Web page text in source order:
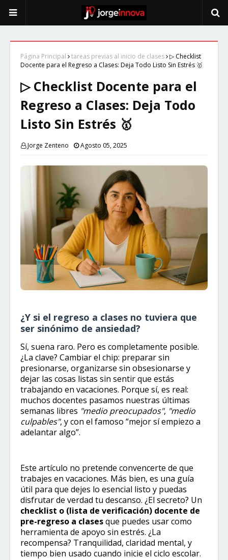
Página Principal tareas previas al inicio de clases ▷ Checklist
Docente para el Regreso a Clases: Deja Todo Listo Sin Estrés 🥇
▷ Checklist Docente para el
Regreso a Clases: Deja Todo
Listo Sin Estrés 🥇
Jorge Zenteno Agosto 05, 2025
¿Y si el regreso a clases no tuviera que
ser sinónimo de ansiedad?
Sí, suena raro. Pero es completamente posible.
¿La clave? Cambiar el chip: preparar sin
presionarse, organizarse sin obsesionarse y
dejar las cosas listas sin sentir que estás
trabajando en vacaciones. Porque sí, es real:
muchos docentes pasamos nuestras últimas
semanas libres "medio preocupados", "medio
culpables", y con el famoso “mejor sí empiezo a
adelantar algo”.
Este artículo no pretende convencerte de que
trabajes en vacaciones. Más bien, es una guía
útil para que dejes lo esencial listo y puedas
disfrutar de verdad tu descanso. ¿El secreto? Un
checklist o (lista de verificación) docente de
pre-regreso a clasesque puedes usar como
herramienta de apoyo sin estrés. ¿La
recompensa? Tranquilidad, claridad mental, y
tiempo bien usado cuando inicie el ciclo escolar.